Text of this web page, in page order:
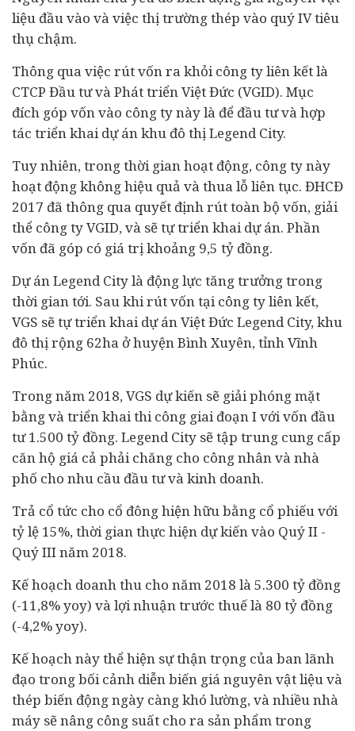
liệu đầu vào và việc thị trường thép vào quý IV tiêu
thụ chậm.
Thông qua việc rút vốn ra khỏi công ty liên kết là
CTCP Đầu tư và Phát triển Việt Đức (VGID). Mục
đích góp vốn vào công ty này là để đầu tưvà hợp
tác triển khaidự ánkhu đô thị Legend City.
Tuy nhiên, trong thời gian hoạt động, công ty này
hoạt động không hiệu quả và thua lỗ liên tục. ĐHCĐ
2017 đã thông qua quyết định rút toàn bộ vốn, giải
thể công ty VGID, và sẽ tự triển khai dự án. Phần
vốn đã góp có giá trị khoảng 9,5 tỷ đồng.
Dự án Legend City là động lực tăng trưởng trong
thời gian tới. Sau khi rút vốn tại công ty liên kết,
VGS sẽ tự triển khai dự án Việt Đức Legend City, khu
đô thị rộng 62ha ở huyện Bình Xuyên, tỉnh Vĩnh
Phúc.
Trong năm 2018, VGS dự kiến sẽ giải phóng mặt
bằng và triển khai thi công giai đoạn I với vốn đầu
tư 1.500 tỷ đồng. Legend City sẽ tập trung cung cấp
căn hộ giá cả phải chăng cho công nhân và nhà
phố cho nhu cầu đầu tư và kinh doanh.
Trả cổ tức cho cổ đông hiện hữu bằng cổ phiếu với
tỷ lệ 15%,thời gian thực hiện dự kiến vào Quý II -
Quý III năm 2018.
Kế hoạch doanh thu cho năm 2018 là 5.300 tỷ đồng
(-11,8% yoy) và lợi nhuận trước thuế là 80 tỷ đồng
(-4,2% yoy).
Kế hoạch này thể hiện sự thận trọng của ban lãnh
đạo trong bối cảnh diễn biến giá nguyên vật liệu và
thép biến động ngày càng khó lường, và nhiều nhà
máy sẽ nâng công suất cho ra sản phẩm trong